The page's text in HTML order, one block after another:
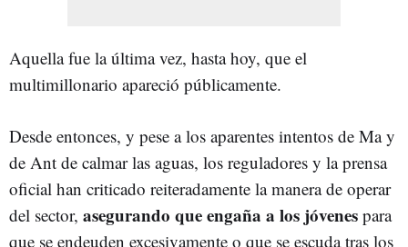
Aquella fue la última vez, hasta hoy, que el
multimillonario apareció públicamente.
Desde entonces, y pese a los aparentes intentos de Ma y
de Ant de calmar las aguas, los reguladores y la prensa
oficial han criticado reiteradamente la manera de operar
del sector, asegurando que engaña a los jóvenes para
que se endeuden excesivamente o que se escuda tras los